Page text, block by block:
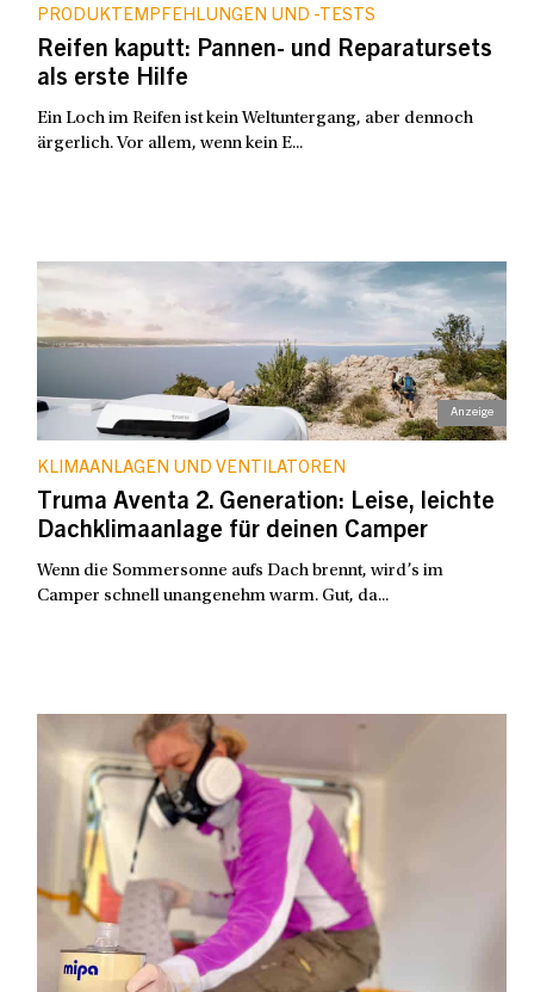
PRODUKTEMPFEHLUNGEN UND -TESTS
Reifen kaputt: Pannen- und Reparatursets
als erste Hilfe
Ein Loch im Reifen ist kein Weltuntergang, aber dennoch
ärgerlich. Vor allem, wenn kein E...
KLIMAANLAGEN UND VENTILATOREN
Truma Aventa 2. Generation: Leise, leichte
Dachklimaanlage für deinen Camper
Wenn die Sommersonne aufs Dach brennt, wird’s im
Camper schnell unangenehm warm. Gut, da...